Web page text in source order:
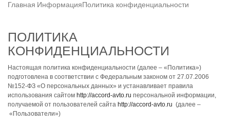
Главная ИнформацияПолитика конфиденциальности
ПОЛИТИКА
КОНФИДЕНЦИАЛЬНОСТИ
Настоящая политика конфиденциальности (далее – «Политика»)
подготовлена в соответствии с Федеральным законом от 27.07.2006
№152-ФЗ «О персональных данных» и устанавливает правила
использования сайтом http://accord-avto.ru персональной информации,
получаемой от пользователей сайта http://accord-avto.ru (далее –
«Пользователи»)